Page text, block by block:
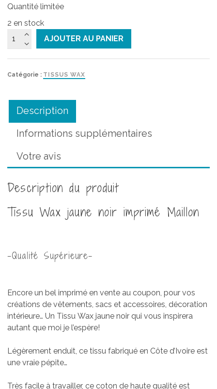
Quantité limitée
2 en stock
quantité
jaune
Maillon
AJOUTER AU PANIER
Catégorie : TISSUS WAX
Description
Informations supplémentaires
Votre avis
Description du produit
Tissu Wax jaune noir imprimé Maillon
-Qualité Supérieure-
Encore un bel imprimé en vente au coupon, pour vos
créations de vêtements, sacs et accessoires, décoration
intérieure… Un Tissu Wax jaune noir qui vous inspirera
autant que moi je l’espère!
Légèrement enduit, ce tissu fabriqué en Côte d’Ivoire est
une vraie pépite…
Très facile à travailler, ce coton de haute qualité est